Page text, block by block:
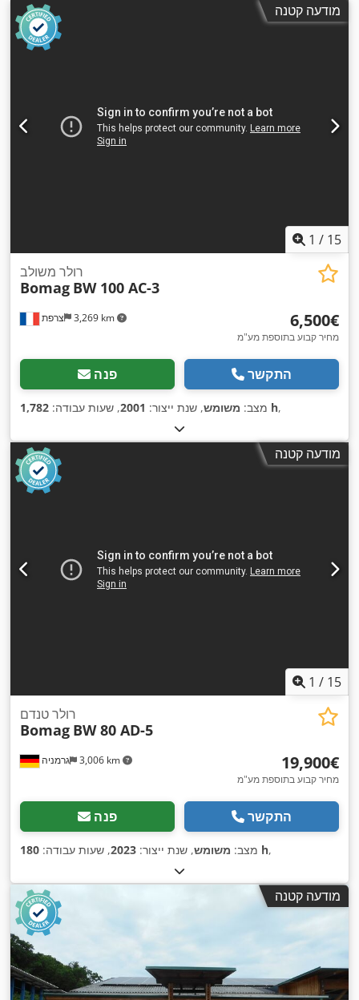
מודעה קטנה
1 / 15
צרפת 3,269 km
רולר משולב
Bomag BW 100 AC-3
‏6,500 ‏€
מחיר קבוע בתוספת מע"מ
פנה התקשר
מצב: משומש, שנת ייצור: 2001, שעות עבודה: 1,782 h,
מודעה קטנה
1 / 15
גרמניה 3,006 km
רולר טנדם
Bomag BW 80 AD-5
‏19,900 ‏€
מחיר קבוע בתוספת מע"מ
פנה התקשר
מצב: משומש, שנת ייצור: 2023, שעות עבודה: 180 h,
מודעה קטנה